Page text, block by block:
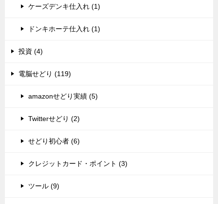
ケーズデンキ仕入れ (1)
ドンキホーテ仕入れ (1)
投資 (4)
電脳せどり (119)
amazonせどり実績 (5)
Twitterせどり (2)
せどり初心者 (6)
クレジットカード・ポイント (3)
ツール (9)